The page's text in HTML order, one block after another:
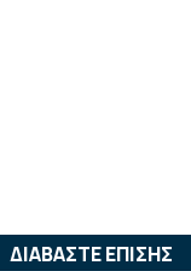
ΔΙΑΒΑΣΤΕ ΕΠΙΣΗΣ